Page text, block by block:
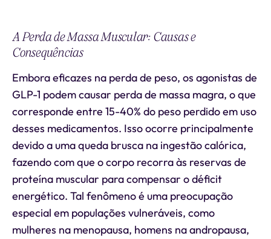
A Perda de Massa Muscular: Causas e
Consequências
Embora eficazes na perda de peso, os agonistas de
GLP-1 podem causar perda de massa magra, o que
corresponde entre 15-40% do peso perdido em uso
desses medicamentos. Isso ocorre principalmente
devido a uma queda brusca na ingestão calórica,
fazendo com que o corpo recorra às reservas de
proteína muscular para compensar o déficit
energético. Tal fenômeno é uma preocupação
especial em populações vulneráveis, como
mulheres na menopausa, homens na andropausa,